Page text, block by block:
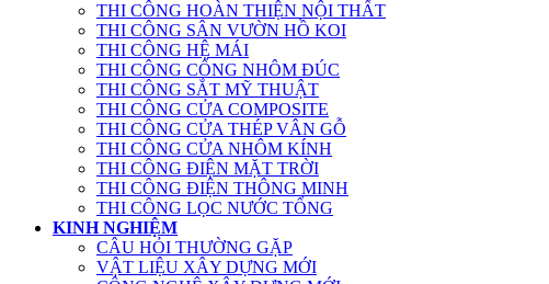
THI CÔNG HOÀN THIỆN NỘI THẤT
THI CÔNG SÂN VƯỜN HỒ KOI
THI CÔNG HỆ MÁI
THI CÔNG CỔNG NHÔM ĐÚC
THI CÔNG SẮT MỸ THUẬT
THI CÔNG CỬA COMPOSITE
THI CÔNG CỬA THÉP VÂN GỖ
THI CÔNG CỬA NHÔM KÍNH
THI CÔNG ĐIỆN MẶT TRỜI
THI CÔNG ĐIỆN THÔNG MINH
THI CÔNG LỌC NƯỚC TỔNG
KINH NGHIỆM
CÂU HỎI THƯỜNG GẶP
VẬT LIỆU XÂY DỰNG MỚI